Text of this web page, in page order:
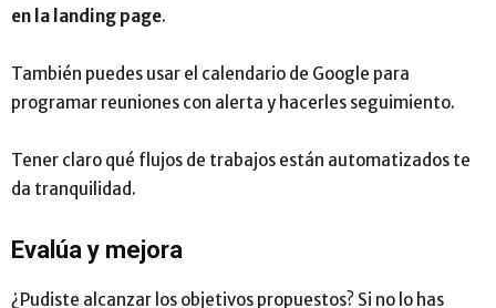
en la landing page.
También puedes usar el calendario de Google para
programar reuniones con alerta y hacerles seguimiento.
Tener claro qué flujos de trabajos están automatizados te
da tranquilidad.
Evalúa y mejora
¿Pudiste alcanzar los objetivos propuestos? Si no lo has